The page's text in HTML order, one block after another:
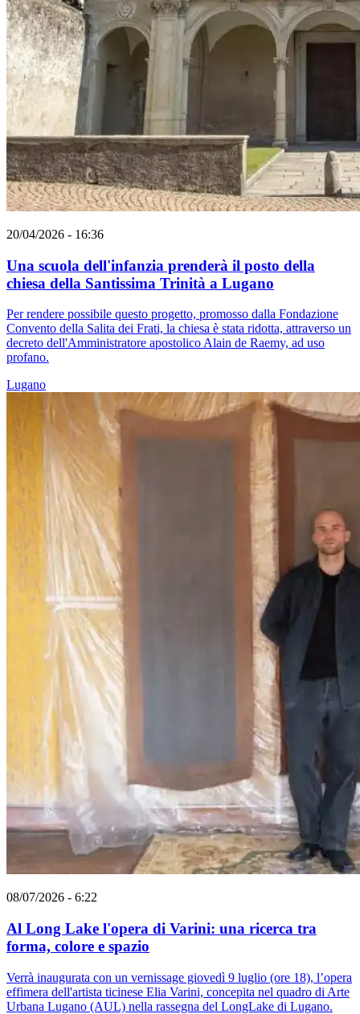
20/04/2026 - 16:36
Una scuola dell'infanzia prenderà il posto della
chiesa della Santissima Trinità a Lugano
Per rendere possibile questo progetto, promosso dalla Fondazione
Convento della Salita dei Frati, la chiesa è stata ridotta, attraverso un
decreto dell'Amministratore apostolico Alain de Raemy, ad uso
profano.
Lugano
08/07/2026 - 6:22
Al Long Lake l'opera di Varini: una ricerca tra
forma, colore e spazio
Verrà inaugurata con un vernissage giovedì 9 luglio (ore 18), l’opera
effimera dell'artista ticinese Elia Varini, concepita nel quadro di Arte
Urbana Lugano (AUL) nella rassegna del LongLake di Lugano.